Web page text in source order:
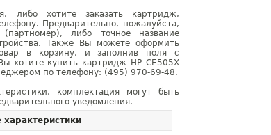
либо хотите заказать картридж,
Предварительно, пожалуйста,
либо точное название
Также Вы можете оформить
в корзину, и заполнив поля с
хотите купить картридж HP CE505X
по телефону: (495) 970-69-48.
комплектация могут быть
уведомления.
характеристики